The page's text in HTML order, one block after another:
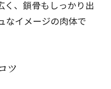
く、鎖骨もしっかり出
なイメージの肉体で
ツ